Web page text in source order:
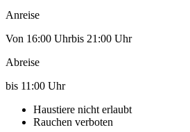
Anreise
Von 16:00 Uhrbis 21:00 Uhr
Abreise
bis 11:00 Uhr
Haustiere nicht erlaubt
Rauchen verboten